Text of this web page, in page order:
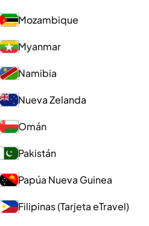
Mozambique
Myanmar
Namibia
Nueva Zelanda
Omán
Pakistán
Papúa Nueva Guinea
Filipinas (Tarjeta eTravel)